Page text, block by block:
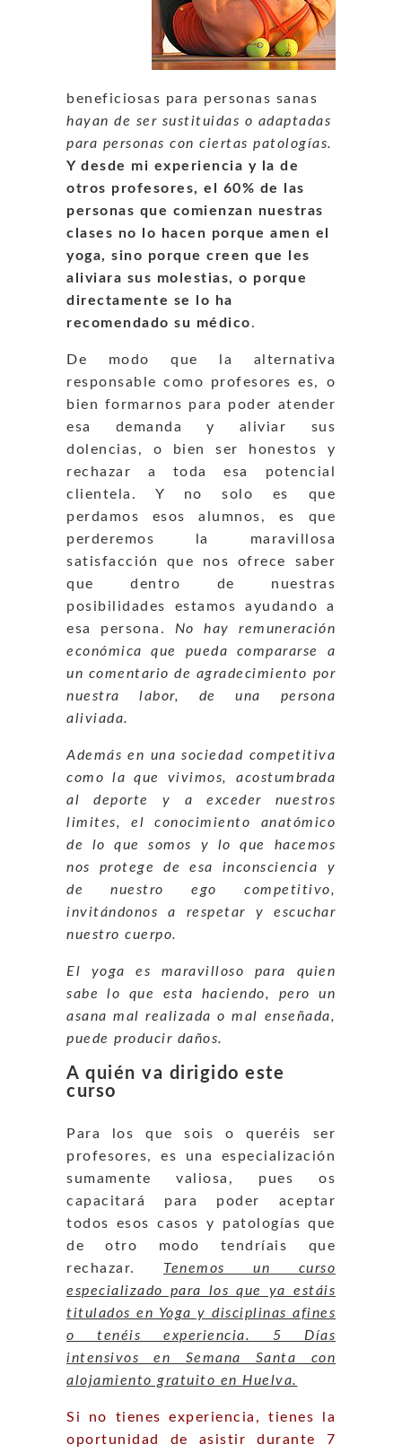
beneficiosas para personas sanas
hayan de ser sustituidas o adaptadas
para personas con ciertas patologías.
Y desde mi experiencia y la de
otros profesores, el 60% de las
personas que comienzan nuestras
clases no lo hacen porque amen el
yoga, sino porque creen que les
aliviara sus molestias, o porque
directamente se lo ha
recomendado su médico.
De modo que la alternativa
responsable como profesores es, o
bien formarnos para poder atender
esa demanda y aliviar sus
dolencias, o bien ser honestos y
rechazar a toda esa potencial
clientela. Y no solo es que
perdamos esos alumnos, es que
perderemos la maravillosa
satisfacción que nos ofrece saber
que dentro de nuestras
posibilidades estamos ayudando a
esa persona. No hay remuneración
económica que pueda compararse a
un comentario de agradecimiento por
nuestra labor, de una persona
aliviada.
Además en una sociedad competitiva
como la que vivimos, acostumbrada
al deporte y a exceder nuestros
limites, el conocimiento anatómico
de lo que somos y lo que hacemos
nos protege de esa inconsciencia y
de nuestro ego competitivo,
invitándonos a respetar y escuchar
nuestro cuerpo.
El yoga es maravilloso para quien
sabe lo que esta haciendo, pero un
asana mal realizada o mal enseñada,
puede producir daños.
A quién va dirigido este
curso
Para los que sois o queréis ser
profesores, es una especialización
sumamente valiosa, pues os
capacitará para poder aceptar
todos esos casos y patologías que
de otro modo tendríais que
rechazar. Tenemos un curso
especializado para los que ya estáis
titulados en Yoga y disciplinas afines
o tenéis experiencia. 5 Días
intensivos en Semana Santa con
alojamiento gratuito en Huelva.
Si no tienes experiencia, tienes la
oportunidad de asistir durante 7